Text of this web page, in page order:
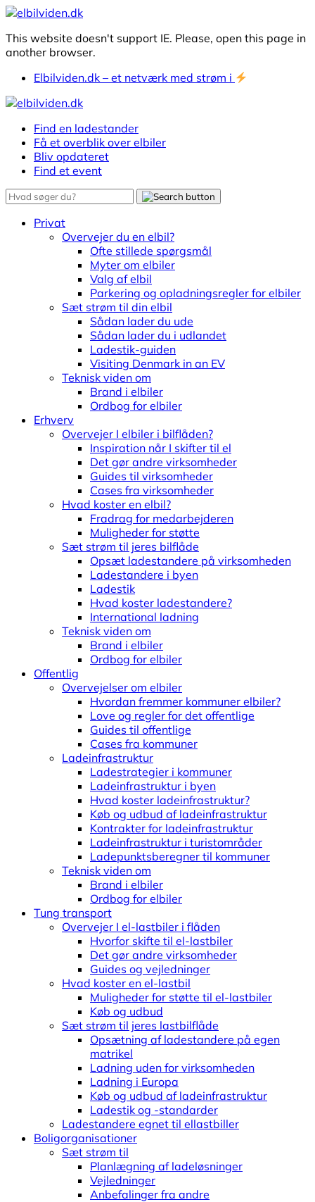
This website doesn't support IE. Please, open this page in
another browser.
Elbilviden.dk – et netværk med strøm i
Find en ladestander
Få et overblik over elbiler
Bliv opdateret
Find et event
Privat
Overvejer du en elbil?
Ofte stillede spørgsmål
Myter om elbiler
Valg af elbil
Parkering og opladningsregler for elbiler
Sæt strøm til din elbil
Sådan lader du ude
Sådan lader du i udlandet
Ladestik-guiden
Visiting Denmark in an EV
Teknisk viden om
Brand i elbiler
Ordbog for elbiler
Erhverv
Overvejer I elbiler i bilflåden?
Inspiration når I skifter til el
Det gør andre virksomheder
Guides til virksomheder
Cases fra virksomheder
Hvad koster en elbil?
Fradrag for medarbejderen
Muligheder for støtte
Sæt strøm til jeres bilflåde
Opsæt ladestandere på virksomheden
Ladestandere i byen
Ladestik
Hvad koster ladestandere?
International ladning
Teknisk viden om
Brand i elbiler
Ordbog for elbiler
Offentlig
Overvejelser om elbiler
Hvordan fremmer kommuner elbiler?
Love og regler for det offentlige
Guides til offentlige
Cases fra kommuner
Ladeinfrastruktur
Ladestrategier i kommuner
Ladeinfrastruktur i byen
Hvad koster ladeinfrastruktur?
Køb og udbud af ladeinfrastruktur
Kontrakter for ladeinfrastruktur
Ladeinfrastruktur i turistområder
Ladepunktsberegner til kommuner
Teknisk viden om
Brand i elbiler
Ordbog for elbiler
Tung transport
Overvejer I el-lastbiler i flåden
Hvorfor skifte til el-lastbiler
Det gør andre virksomheder
Guides og vejledninger
Hvad koster en el-lastbil
Muligheder for støtte til el-lastbiler
Køb og udbud
Sæt strøm til jeres lastbilflåde
Opsætning af ladestandere på egen
matrikel
Ladning uden for virksomheden
Ladning i Europa
Køb og udbud af ladeinfrastruktur
Ladestik og -standarder
Ladestandere egnet til ellastbiller
Boligorganisationer
Sæt strøm til
Planlægning af ladeløsninger
Vejledninger
Anbefalinger fra andre